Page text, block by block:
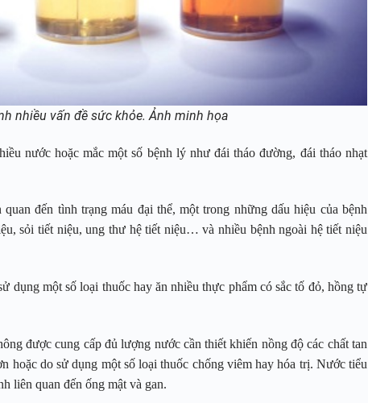
nhiều vấn đề sức khỏe. Ảnh minh họa
nước hoặc mắc một số bệnh lý như đái tháo đường, đái tháo nhạt
đến tình trạng máu đại thể, một trong những dấu hiệu của bệnh
sỏi tiết niệu, ung thư hệ tiết niệu… và nhiều bệnh ngoài hệ tiết niệu
dụng một số loại thuốc hay ăn nhiều thực phẩm có sắc tố đỏ, hồng tự
được cung cấp đủ lượng nước cần thiết khiến nồng độ các chất tan
hoặc do sử dụng một số loại thuốc chống viêm hay hóa trị. Nước tiểu
liên quan đến ống mật và gan.